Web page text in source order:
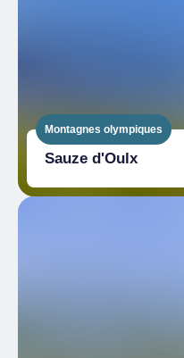
Montagnes olympiques
Sauze d'Oulx